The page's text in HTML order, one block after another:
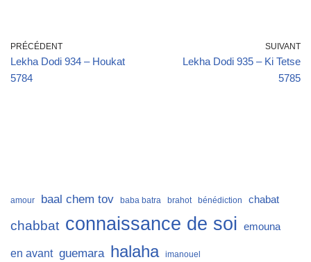
PRÉCÉDENT
Lekha Dodi 934 – Houkat
5784
SUIVANT
Lekha Dodi 935 – Ki Tetse
5785
amour baal chem tov baba batra brahot bénédiction chabat
chabbat connaissance de soi emouna
en avant guemara halaha imanouel